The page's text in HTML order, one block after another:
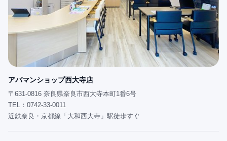
アパマンショップ西大寺店
〒631-0816 奈良県奈良市西大寺本町1番6号
TEL：0742-33-0011
近鉄奈良・京都線「大和西大寺」駅徒歩すぐ